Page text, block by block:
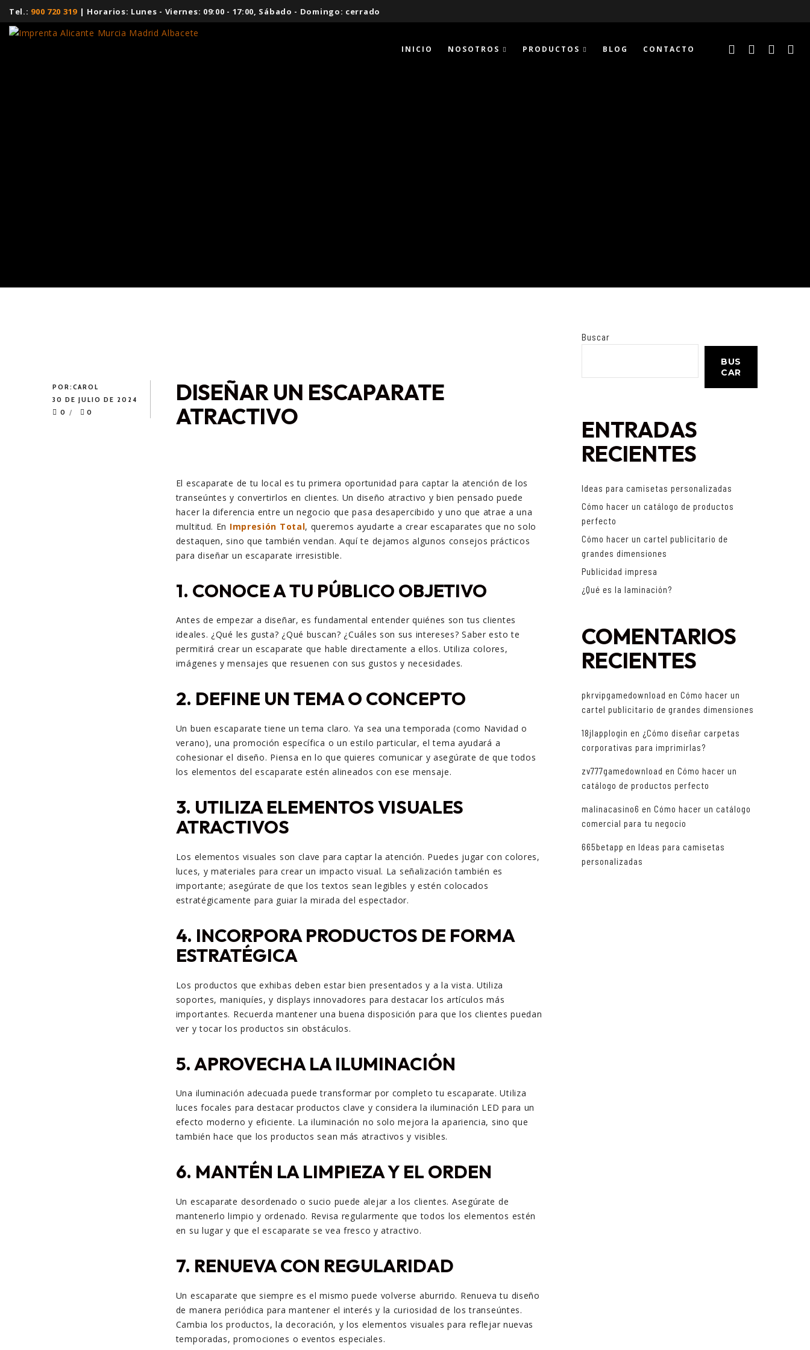
Tel.: 900 720 319| Horarios: Lunes - Viernes: 09:00 - 17:00, Sábado - Domingo: cerrado
INICIO NOSOTROS PRODUCTOS BLOG CONTACTO
POR:CAROL
30 DE JULIO DE 2024
0
0
DISEÑAR UN ESCAPARATE
ATRACTIVO
El escaparate de tu local es tu primera oportunidad para captar la atención de los
transeúntes y convertirlos en clientes. Un diseño atractivo y bien pensado puede
hacer la diferencia entre un negocio que pasa desapercibido y uno que atrae a una
multitud. En Impresión Total, queremos ayudarte a crear escaparates que no solo
destaquen, sino que también vendan. Aquí te dejamos algunos consejos prácticos
para diseñar un escaparate irresistible.
1. CONOCE A TU PÚBLICO OBJETIVO
Antes de empezar a diseñar, es fundamental entender quiénes son tus clientes
ideales. ¿Qué les gusta? ¿Qué buscan? ¿Cuáles son sus intereses? Saber esto te
permitirá crear un escaparate que hable directamente a ellos. Utiliza colores,
imágenes y mensajes que resuenen con sus gustos y necesidades.
2. DEFINE UN TEMA O CONCEPTO
Un buen escaparate tiene un tema claro. Ya sea una temporada (como Navidad o
verano), una promoción específica o un estilo particular, el tema ayudará a
cohesionar el diseño. Piensa en lo que quieres comunicar y asegúrate de que todos
los elementos del escaparate estén alineados con ese mensaje.
3. UTILIZA ELEMENTOS VISUALES
ATRACTIVOS
Los elementos visuales son clave para captar la atención. Puedes jugar con colores,
luces, y materiales para crear un impacto visual. La señalización también es
importante; asegúrate de que los textos sean legibles y estén colocados
estratégicamente para guiar la mirada del espectador.
4. INCORPORA PRODUCTOS DE FORMA
ESTRATÉGICA
Los productos que exhibas deben estar bien presentados y a la vista. Utiliza
soportes, maniquíes, y displays innovadores para destacar los artículos más
importantes. Recuerda mantener una buena disposición para que los clientes puedan
ver y tocar los productos sin obstáculos.
5.APROVECHA LA ILUMINACIÓN
Una iluminación adecuada puede transformar por completo tu escaparate. Utiliza
luces focales para destacar productos clave y considera la iluminación LED para un
efecto moderno y eficiente. La iluminación no solo mejora la apariencia, sino que
también hace que los productos sean más atractivos y visibles.
6. MANTÉN LA LIMPIEZA Y EL ORDEN
Un escaparate desordenado o sucio puede alejar a los clientes. Asegúrate de
mantenerlo limpio y ordenado. Revisa regularmente que todos los elementos estén
en su lugar y que el escaparate se vea fresco y atractivo.
7. RENUEVA CON REGULARIDAD
Un escaparate que siempre es el mismo puede volverse aburrido. Renueva tu diseño
de manera periódica para mantener el interés y la curiosidad de los transeúntes.
Cambia los productos, la decoración, y los elementos visuales para reflejar nuevas
temporadas, promociones o eventos especiales.
Buscar
BUS
CAR
ENTRADAS
RECIENTES
Ideas para camisetas personalizadas
Cómo hacer un catálogo de productos
perfecto
Cómo hacer un cartel publicitario de
grandes dimensiones
Publicidad impresa
¿Qué es la laminación?
COMENTARIOS
RECIENTES
pkrvipgamedownload en Cómo hacer un
cartel publicitario de grandes dimensiones
18jlapplogin en ¿Cómo diseñar carpetas
corporativas para imprimirlas?
zv777gamedownload en Cómo hacer un
catálogo de productos perfecto
malinacasino6 en Cómo hacer un catálogo
comercial para tu negocio
665betapp en Ideas para camisetas
personalizadas